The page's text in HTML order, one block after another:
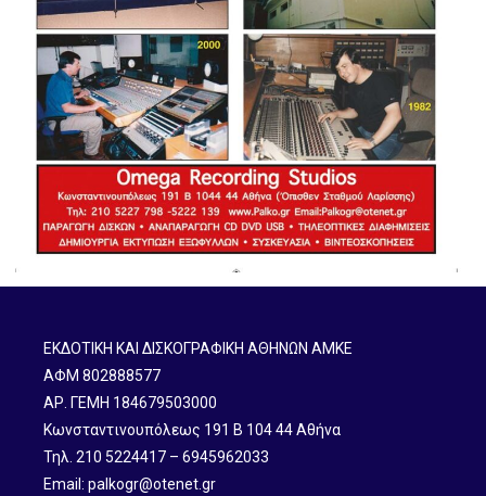
ΕΚΔΟΤΙΚΗ ΚΑΙ ΔΙΣΚΟΓΡΑΦΙΚΗ ΑΘΗΝΩΝ ΑΜΚΕ
ΑΦΜ 802888577
ΑΡ. ΓΕΜΗ 184679503000
Κωνσταντινουπόλεως 191 B 104 44 Αθήνα
Τηλ. 210 5224417 – 6945962033
Email: palkogr@otenet.gr